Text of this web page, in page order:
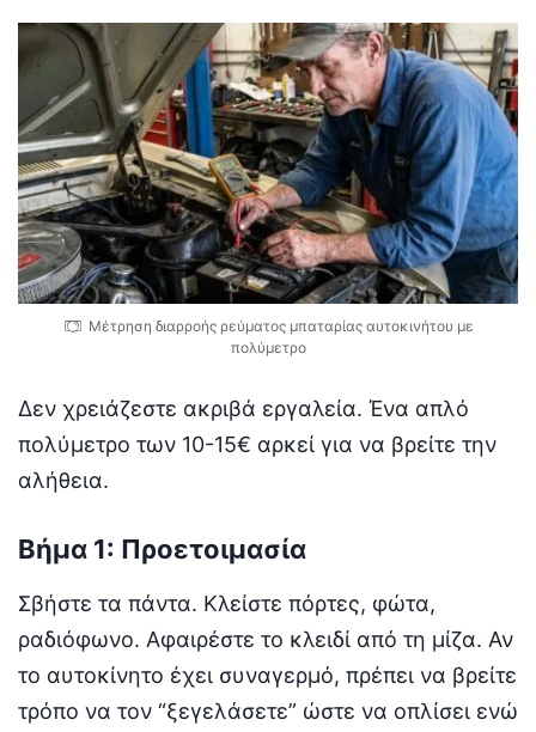
Μέτρηση διαρροής ρεύματος μπαταρίας αυτοκινήτου με
πολύμετρο
Δεν χρειάζεστε ακριβά εργαλεία. Ένα απλό
πολύμετρο των 10-15€ αρκεί για να βρείτε την
αλήθεια.
Βήμα 1: Προετοιμασία
Σβήστε τα πάντα. Κλείστε πόρτες, φώτα,
ραδιόφωνο. Αφαιρέστε το κλειδί από τη μίζα. Αν
το αυτοκίνητο έχει συναγερμό, πρέπει να βρείτε
τρόπο να τον “ξεγελάσετε” ώστε να οπλίσει ενώ